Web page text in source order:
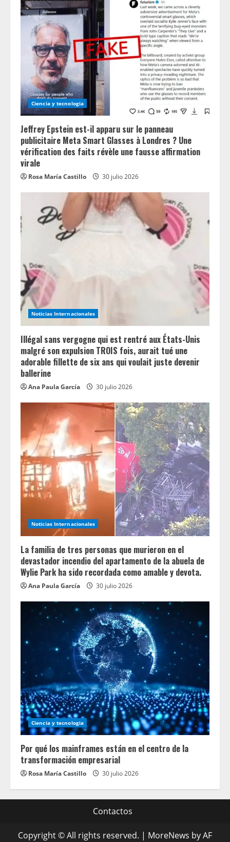
Ciencia y tecnologia
Jeffrey Epstein est-il apparu sur le panneau
publicitaire Meta Smart Glasses à Londres ? Une
vérification des faits révèle une fausse affirmation
virale
Rosa María Castillo 30 julio 2026
Noticias Internacionales
Illégal sans vergogne qui est rentré aux États-Unis
malgré son expulsion TROIS fois, aurait tué une
adorable fillette de six ans qui voulait juste devenir
ballerine
Ana Paula García 30 julio 2026
Noticias Internacionales
La familia de tres personas que murieron en el
devastador incendio del apartamento de la abuela de
Wylie Park ha sido recordada como amable y devota.
Ana Paula García 30 julio 2026
Ciencia y tecnologia
Por qué los mainframes están en el centro de la
transformación empresarial
Rosa María Castillo 30 julio 2026
Contactos
Copyright © All rights reserved. | MoreNews by AF